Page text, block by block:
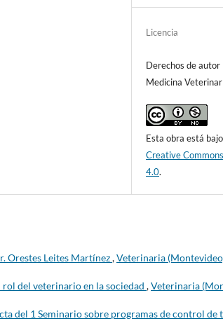
Licencia
Derechos de
Medicina
Esta obra está
Creative
4.0.
Orestes Leites Martínez,Veterinaria
rol del veterinario en la sociedad ,Veterinaria
del 1 Seminario sobre programas de control de